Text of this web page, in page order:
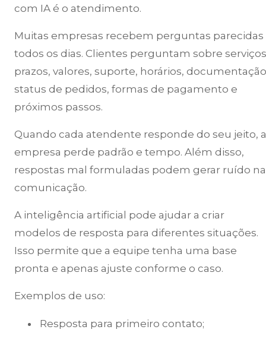
com IA é o atendimento.
Muitas empresas recebem perguntas parecidas
todos os dias. Clientes perguntam sobre
prazos, valores, suporte, horários,
status de pedidos, formas de pagamento e
próximos passos.
Quando cada atendente responde do seu jeito, a
empresa perde padrão e tempo. Além disso,
respostas mal formuladas podem gerar ruído na
comunicação.
A inteligência artificial pode ajudar a criar
modelos de resposta para diferentes situações.
Isso permite que a equipe tenha uma base
pronta e apenas ajuste conforme o caso.
Exemplos de uso:
Resposta para primeiro contato;